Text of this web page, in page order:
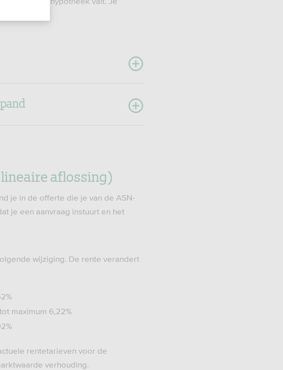
aflossing)
je in de offerte die je van de ASN-
je een aanvraag instuurt en het
wijziging. De rente verandert
maximum 6,22%
rentetarieven voor de
verhouding.